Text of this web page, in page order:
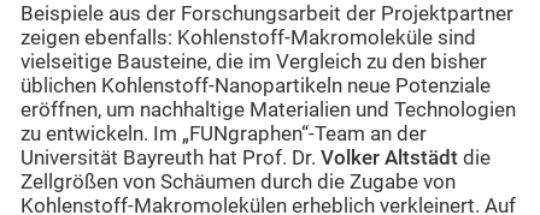
Beispiele aus der Forschungsarbeit der Projektpartner
zeigen ebenfalls: Kohlenstoff-Makromoleküle sind
vielseitige Bausteine, die im Vergleich zu den bisher
üblichen Kohlenstoff-Nanopartikeln neue Potenziale
eröffnen, um nachhaltige Materialien und Technologien
zu entwickeln. Im „FUNgraphen“-Team an der
Universität Bayreuth hat Prof. Dr. Volker Altstädt die
Zellgrößen von Schäumen durch die Zugabe von
Kohlenstoff-Makromolekülen erheblich verkleinert. Auf